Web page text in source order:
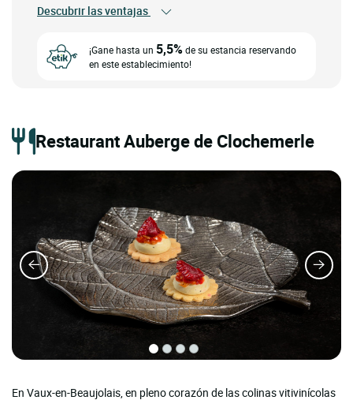
Descubrir las ventajas
¡Gane hasta un 5,5%de su estancia reservando
en este establecimiento!
Restaurant Auberge de Clochemerle
En Vaux-en-Beaujolais, en pleno corazón de las colinas vitivinícolas